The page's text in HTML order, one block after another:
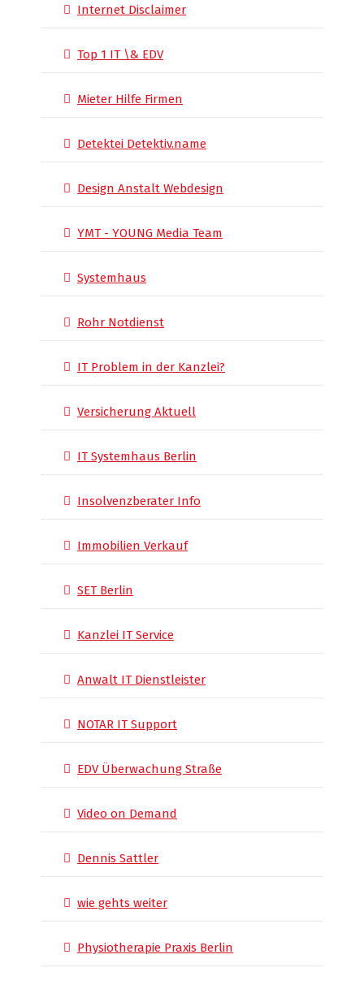
Internet Disclaimer
Top 1 IT \& EDV
Mieter Hilfe Firmen
Detektei Detektiv.name
Design Anstalt Webdesign
YMT - YOUNG Media Team
Systemhaus
Rohr Notdienst
IT Problem in der Kanzlei?
Versicherung Aktuell
IT Systemhaus Berlin
Insolvenzberater Info
Immobilien Verkauf
SET Berlin
Kanzlei IT Service
Anwalt IT Dienstleister
NOTAR IT Support
EDV Überwachung Straße
Video on Demand
Dennis Sattler
wie gehts weiter
Physiotherapie Praxis Berlin